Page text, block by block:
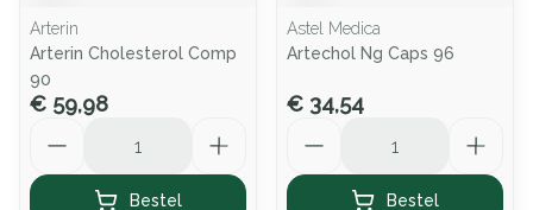
Arterin
Arterin Cholesterol Comp
90
€ 59,98
Bestel
Astel Medica
Artechol Ng Caps 96
€ 34,54
Bestel